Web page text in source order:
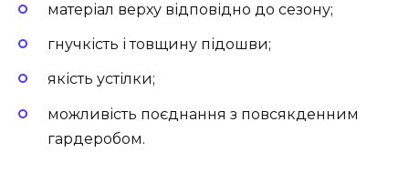
матеріал верху відповідно до сезону;
гнучкість і товщину підошви;
якість устілки;
можливість поєднання з повсякденним
гардеробом.